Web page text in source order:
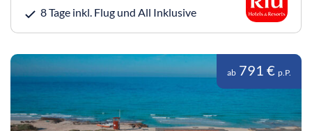
8 Tage inkl. Flug und All Inklusive
ab 791 € p.P.